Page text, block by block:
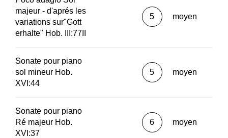
majeur - d'aprés les
variations sur"Gott
erhalte" Hob. III:77II
5 moyen
Sonate pour piano
sol mineur Hob.
XVI:44
5 moyen
Sonate pour piano
Ré majeur Hob.
XVI:37
6 moyen